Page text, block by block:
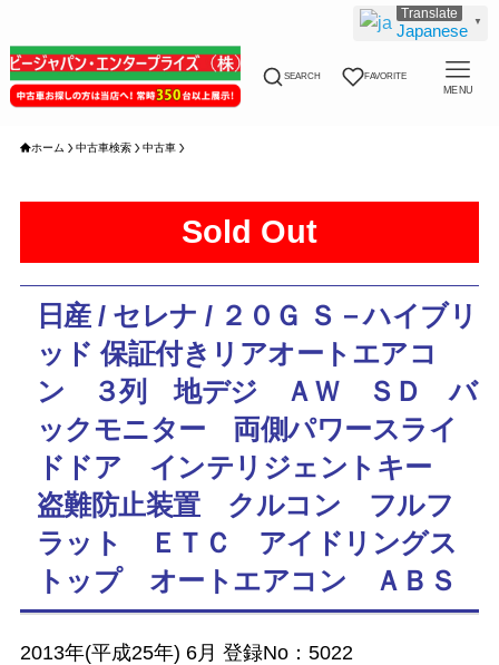
SEARCH FAVORITE
MENU
ホーム 中古車検索 中古車
Sold Out
日産 / セレナ / ２０Ｇ Ｓ－ハイブリ
ッド 保証付きリアオートエアコ
ン ３列 地デジ ＡＷ ＳＤ バ
ックモニター 両側パワースライ
ドドア インテリジェントキー
盗難防止装置 クルコン フルフ
ラット ＥＴＣ アイドリングス
トップ オートエアコン ＡＢＳ
2013年(平成25年) 6月 登録No：5022
Japanese ▼